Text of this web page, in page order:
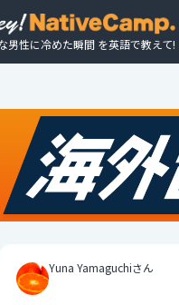
男性に冷めた瞬間 を英語で教えて!
Yuna Yamaguchiさん